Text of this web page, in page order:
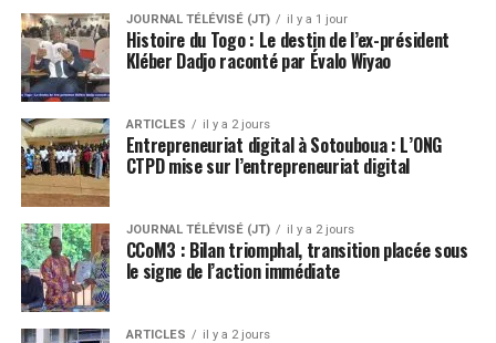
JOURNAL TÉLÉVISÉ (JT) il y a 1 jour
Histoire du Togo : Le destin de l’ex-président
Kléber Dadjo raconté par Évalo Wiyao
ARTICLES il y a 2 jours
Entrepreneuriat digital à Sotouboua : L’ONG
CTPD mise sur l’entrepreneuriat digital
JOURNAL TÉLÉVISÉ (JT) il y a 2 jours
CCoM3 : Bilan triomphal, transition placée sous
le signe de l’action immédiate
ARTICLES il y a 2 jours